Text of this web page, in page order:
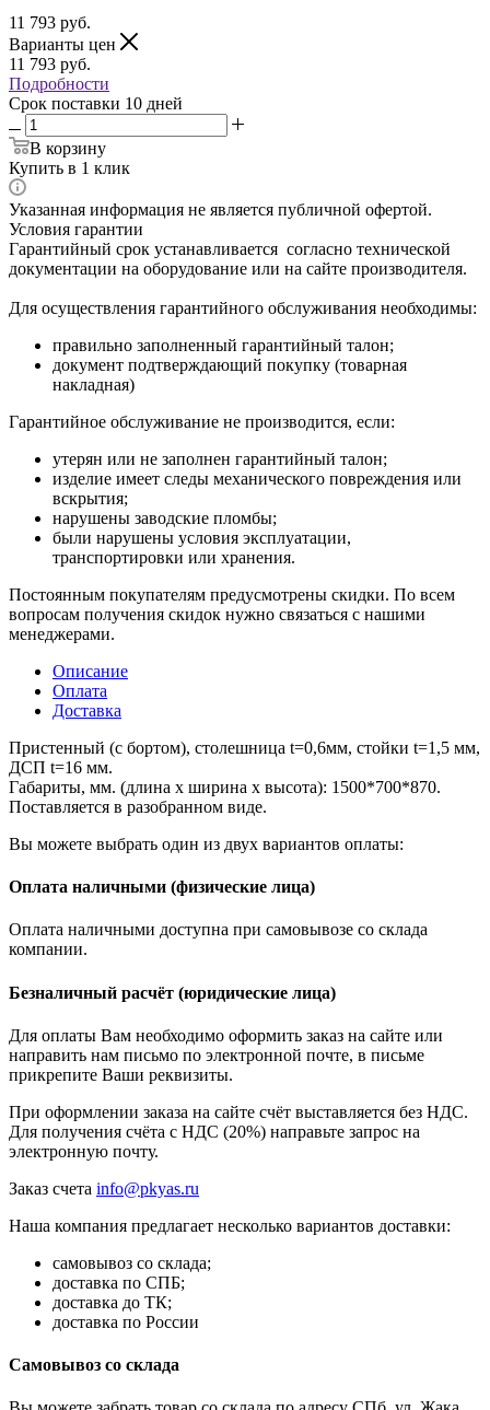
11 793 руб.
Варианты цен
11 793 руб.
Подробности
Срок поставки 10 дней
В корзину
Купить в 1 клик
Указанная информация не является публичной офертой.
Условия гарантии
Гарантийный срок устанавливается согласно технической
документации на оборудование или на сайте производителя.
Для осуществления гарантийного обслуживания необходимы:
правильно заполненный гарантийный талон;
документ подтверждающий покупку (товарная
накладная)
Гарантийное обслуживание не производится, если:
утерян или не заполнен гарантийный талон;
изделие имеет следы механического повреждения или
вскрытия;
нарушены заводские пломбы;
были нарушены условия эксплуатации,
транспортировки или хранения.
Постоянным покупателям предусмотрены скидки. По всем
вопросам получения скидок нужно связаться с нашими
менеджерами.
Описание
Оплата
Доставка
Пристенный (с бортом), столешница t=0,6мм, стойки t=1,5 мм,
ДСП t=16 мм.
Габариты, мм. (длина х ширина х высота): 1500*700*870.
Поставляется в разобранном виде.
Вы можете выбрать один из двух вариантов оплаты:
Оплата наличными (физические лица)
Оплата наличными доступна при самовывозе со склада
компании.
Безналичный расчёт (юридические лица)
Для оплаты Вам необходимо оформить заказ на сайте или
направить нам письмо по электронной почте, в письме
прикрепите Ваши реквизиты.
При оформлении заказа на сайте счёт выставляется без НДС.
Для получения счёта с НДС (20%) направьте запрос на
электронную почту.
Заказ счета info@pkyas.ru
Наша компания предлагает несколько вариантов доставки:
самовывоз со склада;
доставка по СПБ;
доставка до ТК;
доставка по России
Самовывоз со склада